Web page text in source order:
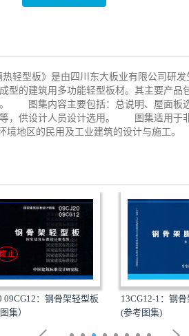
轻型板》是由四川东大板业有限公司研
型的建筑用多功能轻型板材。其主要产品
图集内容主要包括：总说明、屋面板
，供设计人员设计选用。 图集适用于
境地区的民用及工业建筑的设计与施工。
09CG12：钢骨架轻型板
集）
13CG12-1：钢
(参考图集)